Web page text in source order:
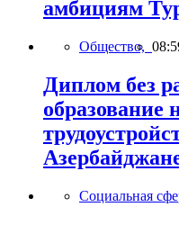
амбициям
Общество,
Диплом без
образование
Социальная